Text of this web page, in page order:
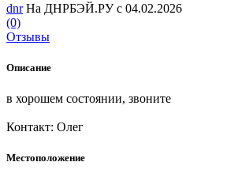
dnr На ДНРБЭЙ.РУ с 04.02.2026
(0)
Отзывы
Описание
в хорошем состоянии, звоните
Контакт: Олег
Местоположение